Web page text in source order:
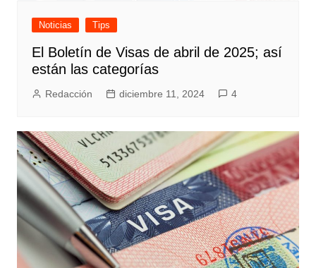
Noticias Tips
El Boletín de Visas de abril de 2025; así
están las categorías
Redacción diciembre 11, 2024 4